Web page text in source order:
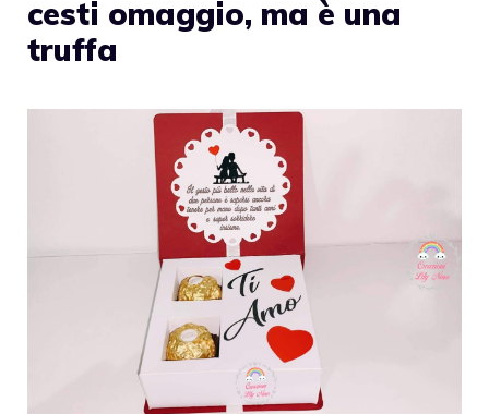
cesti omaggio, ma è una
truffa